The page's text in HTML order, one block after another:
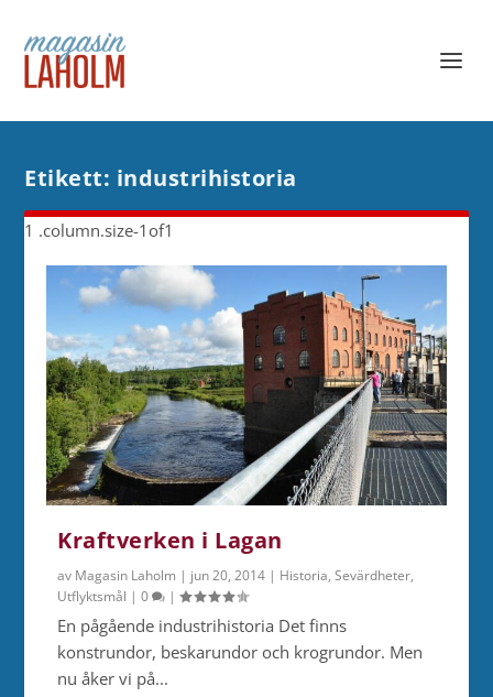
Etikett: industrihistoria
Kraftverken i Lagan
av Magasin Laholm | jun 20, 2014 | Historia,Sevärdheter,
Utflyktsmål |0 |
En pågående industrihistoria Det finns
konstrundor, beskarundor och krogrundor. Men
nu åker vi på...